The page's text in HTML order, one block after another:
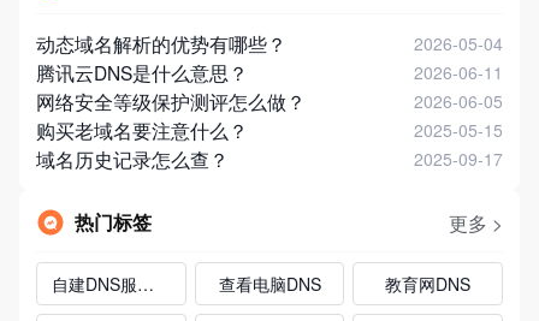
动态域名解析的优势有哪些？ 2026-05-04
腾讯云DNS是什么意思？ 2026-06-11
网络安全等级保护测评怎么做？ 2026-06-05
购买老域名要注意什么？ 2025-05-15
域名历史记录怎么查？ 2025-09-17
热门标签 更多 >
自建DNS服务器 查看电脑DNS 教育网DNS